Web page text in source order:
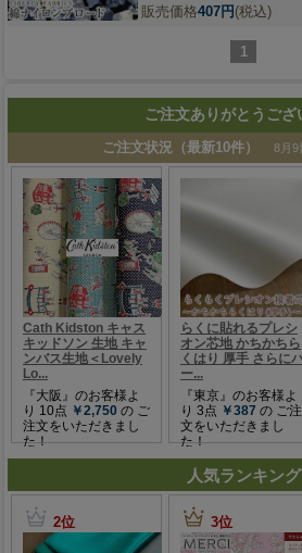
販売価格407円(税込)
1
ご注文ありがとうござ
人気ランキング